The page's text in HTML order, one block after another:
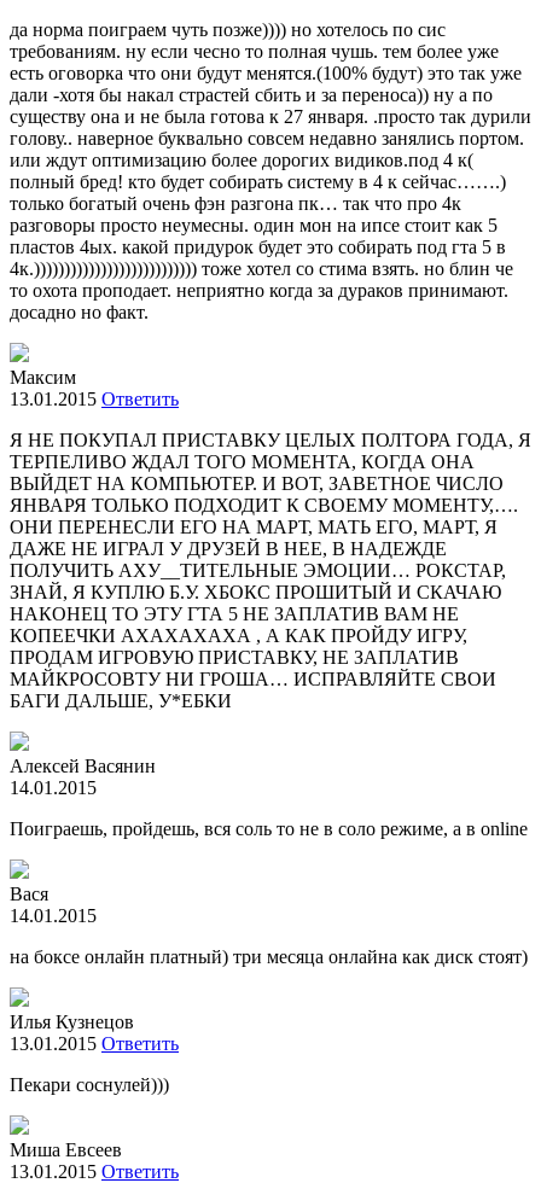
да норма поиграем чуть позже)))) но хотелось по сис
требованиям. ну если чесно то полная чушь. тем более уже
есть оговорка что они будут менятся.(100% будут) это так уже
дали -хотя бы накал страстей сбить и за переноса)) ну а по
существу она и не была готова к 27 января. .просто так дурили
голову.. наверное буквально совсем недавно занялись портом.
или ждут оптимизацию более дорогих видиков.под 4 к(
полный бред! кто будет собирать систему в 4 к сейчас…….)
только богатый очень фэн разгона пк… так что про 4к
разговоры просто неумесны. один мон на ипсе стоит как 5
пластов 4ых. какой придурок будет это собирать под гта 5 в
4к.))))))))))))))))))))))))))) тоже хотел со стима взять. но блин че
то охота проподает. неприятно когда за дураков принимают.
досадно но факт.
Максим
13.01.2015 Ответить
Я НЕ ПОКУПАЛ ПРИСТАВКУ ЦЕЛЫХ ПОЛТОРА ГОДА, Я
ТЕРПЕЛИВО ЖДАЛ ТОГО МОМЕНТА, КОГДА ОНА
ВЫЙДЕТ НА КОМПЬЮТЕР. И ВОТ, ЗАВЕТНОЕ ЧИСЛО
ЯНВАРЯ ТОЛЬКО ПОДХОДИТ К СВОЕМУ МОМЕНТУ,….
ОНИ ПЕРЕНЕСЛИ ЕГО НА МАРТ, МАТЬ ЕГО, МАРТ, Я
ДАЖЕ НЕ ИГРАЛ У ДРУЗЕЙ В НЕЕ, В НАДЕЖДЕ
ПОЛУЧИТЬ АХУ__ТИТЕЛЬНЫЕ ЭМОЦИИ… РОКСТАР,
ЗНАЙ, Я КУПЛЮ Б.У. ХБОКС ПРОШИТЫЙ И СКАЧАЮ
НАКОНЕЦ ТО ЭТУ ГТА 5 НЕ ЗАПЛАТИВ ВАМ НЕ
КОПЕЕЧКИ АХАХАХАХА , А КАК ПРОЙДУ ИГРУ,
ПРОДАМ ИГРОВУЮ ПРИСТАВКУ, НЕ ЗАПЛАТИВ
МАЙКРОСОВТУ НИ ГРОША… ИСПРАВЛЯЙТЕ СВОИ
БАГИ ДАЛЬШЕ, У*ЕБКИ
Алексей Васянин
14.01.2015
Поиграешь, пройдешь, вся соль то не в соло режиме, а в online
Вася
14.01.2015
на боксе онлайн платный) три месяца онлайна как диск стоят)
Илья Кузнецов
13.01.2015 Ответить
Пекари соснулей)))
Миша Евсеев
13.01.2015 Ответить